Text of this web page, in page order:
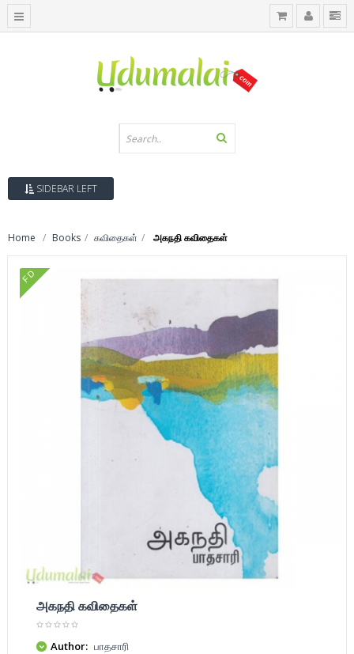
SIDEBAR LEFT
Home Books கவிதைகள் அகநதி கவிதைகள்
FD
அகநதி கவிதைகள்
Author: பாதசாரி